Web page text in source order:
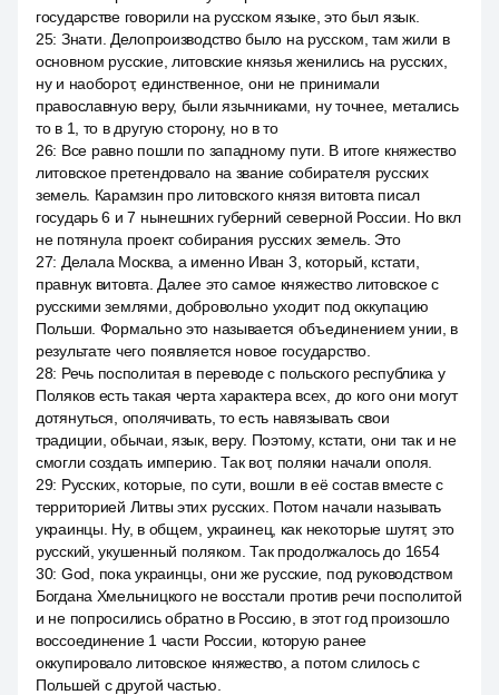
государстве говорили на русском языке, это был язык.
25: Знати. Делопроизводство было на русском, там жили в
основном русские, литовские князья женились на русских,
ну и наоборот, единственное, они не принимали
православную веру, были язычниками, ну точнее, метались
то в 1, то в другую сторону, но в то
26: Все равно пошли по западному пути. В итоге княжество
литовское претендовало на звание собирателя русских
земель. Карамзин про литовского князя витовта писал
государь 6 и 7 нынешних губерний северной России. Но вкл
не потянула проект собирания русских земель. Это
27: Делала Москва, а именно Иван 3, который, кстати,
правнук витовта. Далее это самое княжество литовское с
русскими землями, добровольно уходит под оккупацию
Польши. Формально это называется объединением унии, в
результате чего появляется новое государство.
28: Речь посполитая в переводе с польского республика у
Поляков есть такая черта характера всех, до кого они могут
дотянуться, ополячивать, то есть навязывать свои
традиции, обычаи, язык, веру. Поэтому, кстати, они так и не
смогли создать империю. Так вот, поляки начали ополя.
29: Русских, которые, по сути, вошли в её состав вместе с
территорией Литвы этих русских. Потом начали называть
украинцы. Ну, в общем, украинец, как некоторые шутят, это
русский, укушенный поляком. Так продолжалось до 1654
30: God, пока украинцы, они же русские, под руководством
Богдана Хмельницкого не восстали против речи посполитой
и не попросились обратно в Россию, в этот год произошло
воссоединение 1 части России, которую ранее
оккупировало литовское княжество, а потом слилось с
Польшей с другой частью.